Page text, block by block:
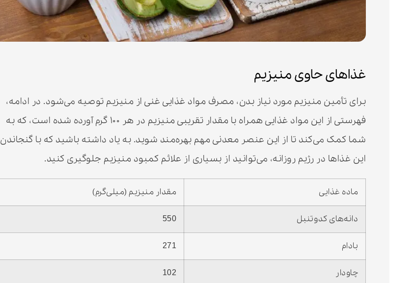
غذاهای حاوی منیزیم
برای تأمین منیزیم مورد نیاز بدن، مصرف مواد غذایی غنی از منیزیم توصیه می‌شود. در ادامه،
فهرستی از این مواد غذایی همراه با مقدار تقریبی منیزیم در هر ۱۰۰ گرم آورده شده است، که به
شما کمک می‌کند تا از این عنصر معدنی مهم بهره‌مند شوید. به یاد داشته باشید که با گنجاندن
این غذاها در رژیم روزانه، می‌توانید از بسیاری از علائم کمبود منیزیم جلوگیری کنید.
ماده غذایی مقدار منیزیم (میلی‌گرم)
دانه‌های کدوتنبل 550
بادام 271
چاودار 102